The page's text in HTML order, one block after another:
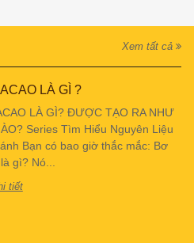
Xem tất cả
LÀ GÌ ?
LÀ GÌ? ĐƯỢC TẠO RA NHƯ
Series Tìm Hiểu Nguyên Liệu
Bạn có bao giờ thắc mắc: Bơ
gì? Nó...
tiết